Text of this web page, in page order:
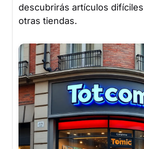
descubrirás artículos
otras tiendas.